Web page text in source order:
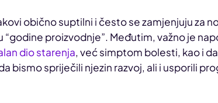
obično suptilni i često se zamjenjuju za
“godine proizvodnje”. Međutim, važno je
dio starenja, već simptom bolesti, kao i
bismo spriječili njezin razvoj, ali i usporili